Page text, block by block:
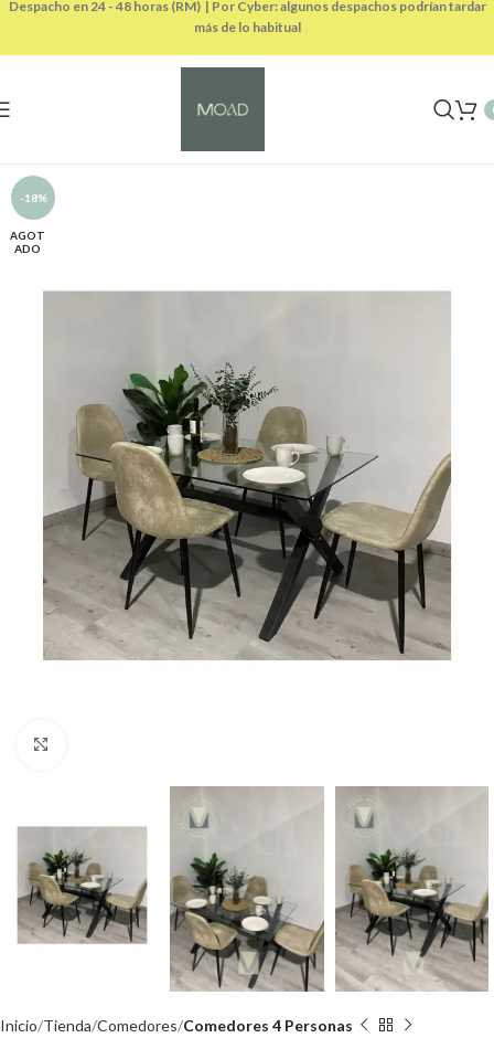
-18%
AGOT
ADO
Inicio Tienda Comedores Comedores 4 Personas
Despacho en 24 - 48 horas (RM) | Por Cyber: algunos despachos podrían tardar
más de lo habitual